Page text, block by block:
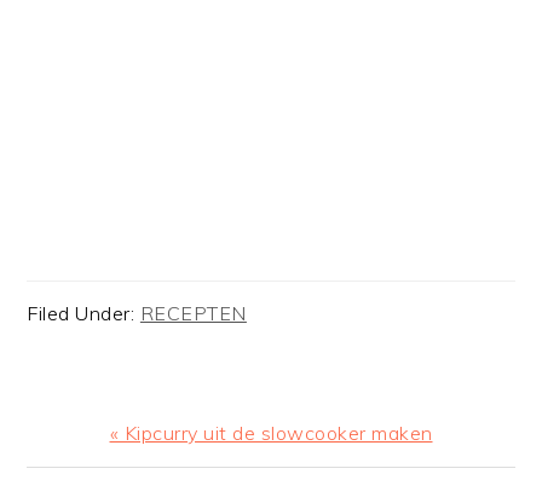
Filed Under: RECEPTEN
Previous
Post:
« Kipcurry uit de slowcooker maken